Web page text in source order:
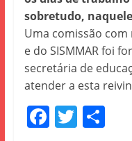
sobretudo,
Uma comissão
e do SISMMAR foi
secretária de
atender a esta
F T S